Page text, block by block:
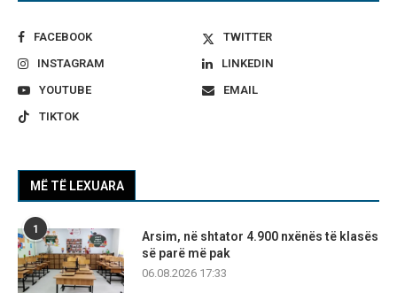
FACEBOOK
TWITTER
INSTAGRAM
LINKEDIN
YOUTUBE
EMAIL
TIKTOK
MË TË LEXUARA
1
Arsim, në shtator 4.900 nxënës të klasës
së parë më pak
06.08.2026 17:33